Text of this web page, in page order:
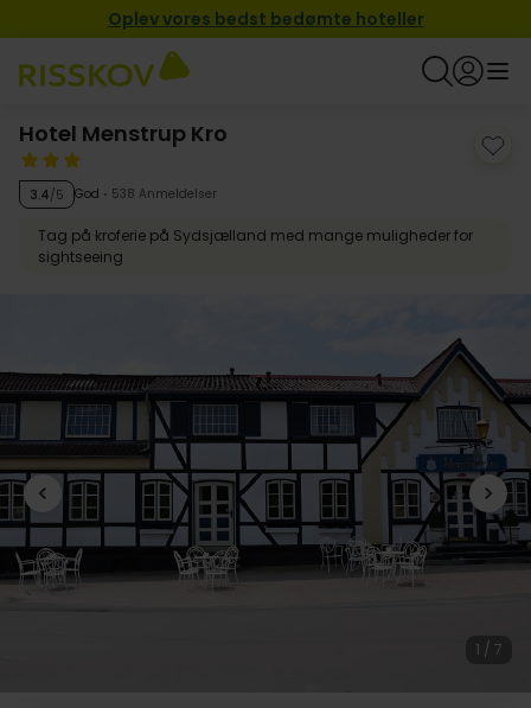
Oplev vores bedst bedømte hoteller
Hotel Menstrup Kro
3.4/5 God 538 Anmeldelser
Tag på kroferie på Sydsjælland med mange muligheder for
sightseeing
1 / 7